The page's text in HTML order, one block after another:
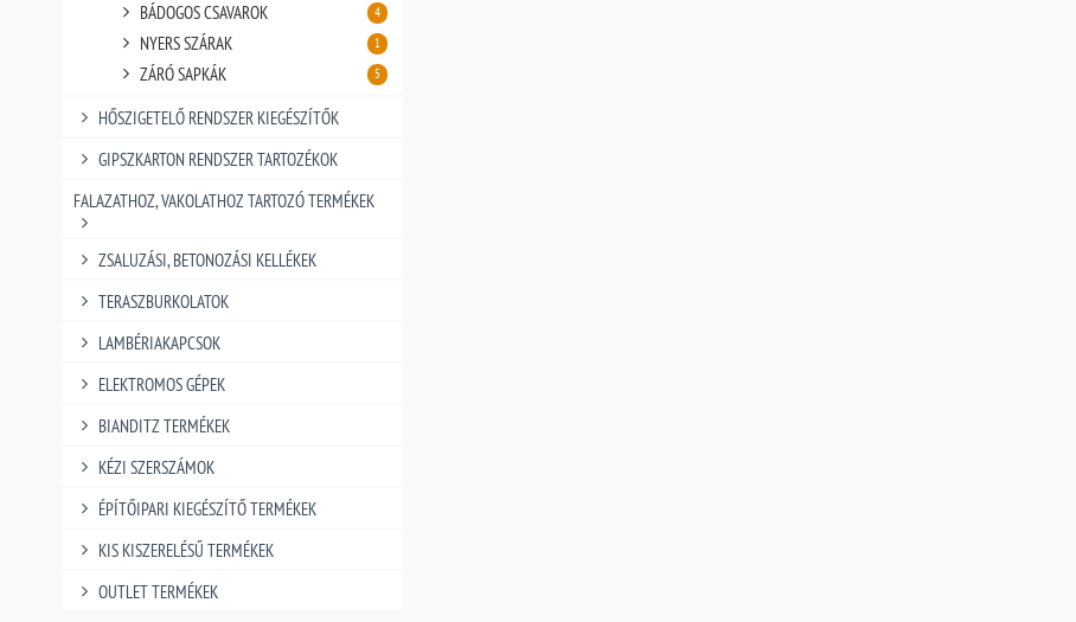
BÁDOGOS CSAVAROK 4
NYERS SZÁRAK 1
ZÁRÓ SAPKÁK 5
HŐSZIGETELŐ RENDSZER KIEGÉSZÍTŐK
GIPSZKARTON RENDSZER TARTOZÉKOK
FALAZATHOZ, VAKOLATHOZ TARTOZÓ TERMÉKEK
ZSALUZÁSI, BETONOZÁSI KELLÉKEK
TERASZBURKOLATOK
LAMBÉRIAKAPCSOK
ELEKTROMOS GÉPEK
BIANDITZ TERMÉKEK
KÉZI SZERSZÁMOK
ÉPÍTŐIPARI KIEGÉSZÍTŐ TERMÉKEK
KIS KISZERELÉSŰ TERMÉKEK
OUTLET TERMÉKEK